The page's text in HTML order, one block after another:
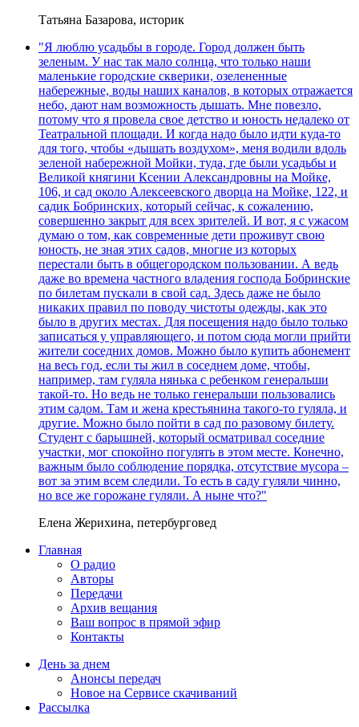
Татьяна Базарова, историк
"Я люблю усадьбы в городе. Город должен быть
зеленым. У нас так мало солнца, что только наши
маленькие городские скверики, озелененные
набережные, воды наших каналов, в которых отражается
небо, дают нам возможность дышать. Мне повезло,
потому что я провела свое детство и юность недалеко от
Театральной площади. И когда надо было идти куда-то
для того, чтобы «дышать воздухом», меня водили вдоль
зеленой набережной Мойки, туда, где были усадьбы и
Великой княгини Ксении Александровны на Мойке,
106, и сад около Алексеевского дворца на Мойке, 122, и
садик Бобринских, который сейчас, к сожалению,
совершенно закрыт для всех зрителей. И вот, я с ужасом
думаю о том, как современные дети проживут свою
юность, не зная этих садов, многие из которых
перестали быть в общегородском пользовании. А ведь
даже во времена частного владения господа Бобринские
по билетам пускали в свой сад. Здесь даже не было
никаких правил по поводу чистоты одежды, как это
было в других местах. Для посещения надо было только
записаться у управляющего, и потом сюда могли прийти
жители соседних домов. Можно было купить абонемент
на весь год, если ты жил в соседнем доме, чтобы,
например, там гуляла нянька с ребенком генеральши
такой-то. Но ведь не только генеральши пользовались
этим садом. Там и жена крестьянина такого-то гуляла, и
другие. Можно было пойти в сад по разовому билету.
Студент с барышней, который осматривал соседние
участки, мог спокойно погулять в этом месте. Конечно,
важным было соблюдение порядка, отсутствие мусора –
вот за этим всем следили. То есть в саду гуляли чинно,
но все же горожане гуляли. А ныне что?"
Елена Жерихина, петербурговед
Главная
О радио
Авторы
Передачи
Архив вещания
Ваш вопрос в прямой эфир
Контакты
День за днем
Анонсы передач
Новое на Сервисе скачиваний
Рассылка